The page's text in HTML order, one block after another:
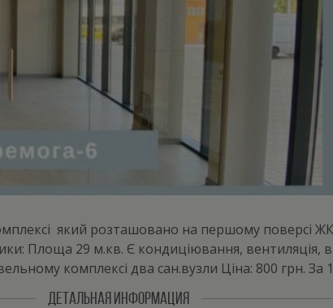
який розташовано на першому поверсі
Площа 29 м.кв. Є кондиціювання, вентиляція,
комплексі два сан.вузли Ціна: 800 грн. За
ДЕТАЛЬНАЯ ИНФОРМАЦИЯ